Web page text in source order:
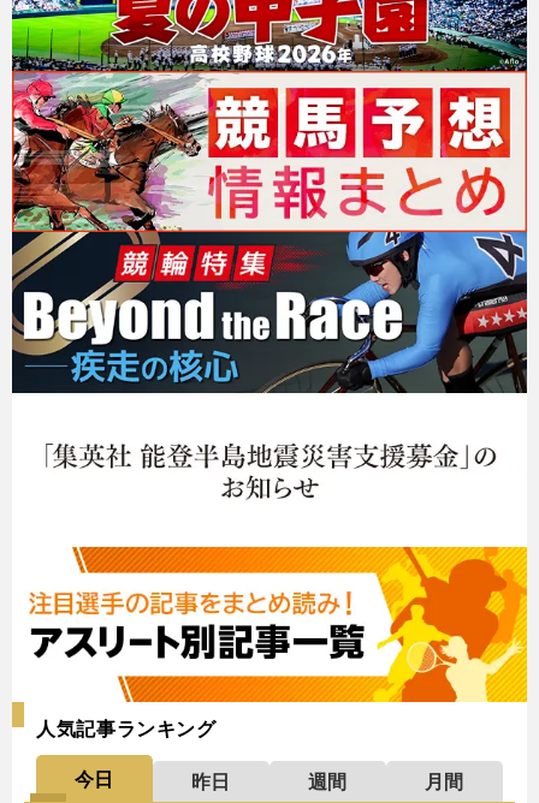
人気記事ランキング
今日 昨日 週間
月間